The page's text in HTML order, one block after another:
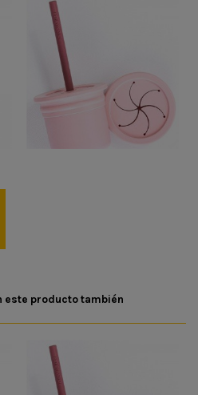
este producto también